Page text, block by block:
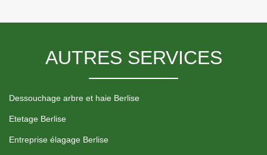
AUTRES SERVICES
Dessouchage arbre et haie Berlise
Etetage Berlise
Entreprise élagage Berlise